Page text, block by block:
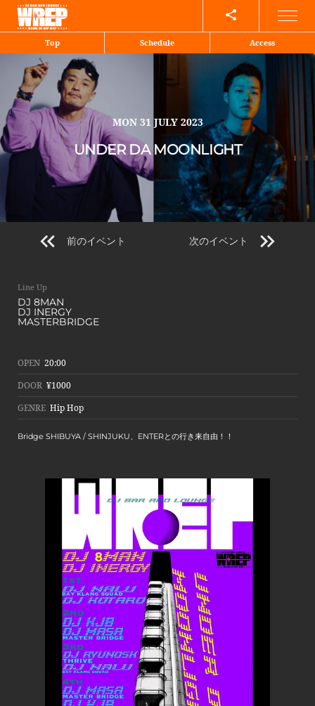
Top Schedule Access
Share
MON 31 JULY 2023
UNDER DA MOONLIGHT
前のイベント 次のイベント
Line Up
DJ 8MAN
DJ INERGY
MASTERBRIDGE
OPEN 20:00
DOOR ¥1000
GENRE Hip Hop
Bridge SHIBUYA / SHINJUKU、ENTERとの行き来自由！！